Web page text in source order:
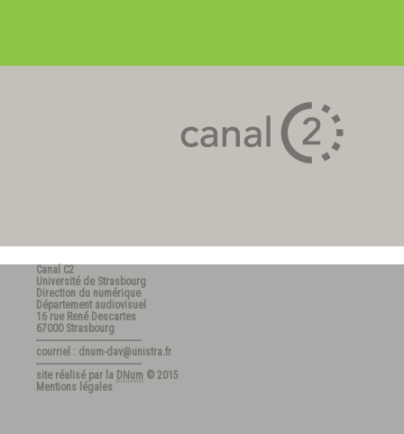
Canal C2
Université de Strasbourg
Direction du numérique
Département audiovisuel
16 rue René Descartes
67000 Strasbourg
---------------------------------------
courriel : dnum-dav@unistra.fr
---------------------------------------
site réalisé par la DNum © 2015
Mentions légales